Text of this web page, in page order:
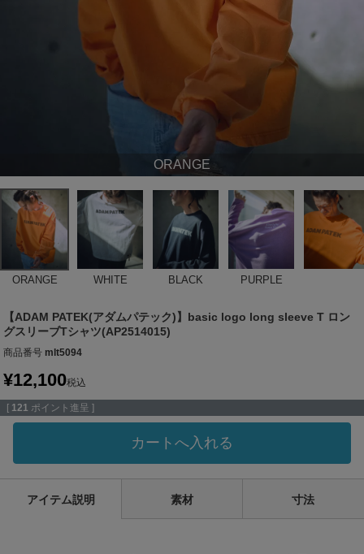
ORANGE
ORANGE WHITE BLACK PURPLE
【ADAM PATEK(アダムパテック)】basic logo long sleeve T ロン
グスリーブTシャツ(AP2514015)
商品番号 mlt5094
¥12,100税込
[ 121 ポイント進呈 ]
カートへ入れる
アイテム説明 素材 寸法